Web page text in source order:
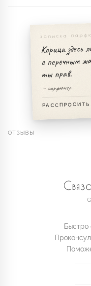
записка
Корица здесь
с перечным
ты прав.
— парфюмер
РАССПРОСИТЬ
ОТЗЫВЫ
Быстро